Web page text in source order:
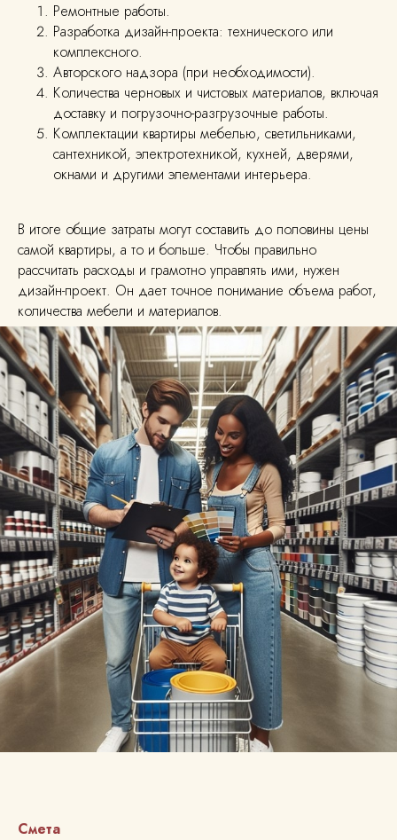
Ремонтные работы.
Разработка дизайн-проекта: технического или
комплексного.
Авторского надзора (при необходимости).
Количества черновых и чистовых материалов, включая
доставку и погрузочно-разгрузочные работы.
Комплектации квартиры мебелью, светильниками,
сантехникой, электротехникой, кухней, дверями,
окнами и другими элементами интерьера.
В итоге общие затраты могут составить до половины цены
самой квартиры, а то и больше. Чтобы правильно
рассчитать расходы и грамотно управлять ими, нужен
дизайн-проект. Он дает точное понимание объема работ,
количества мебели и материалов.
Смета